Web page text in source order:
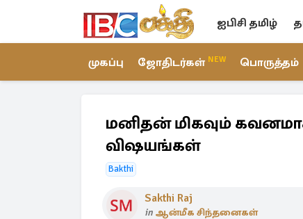
ஐபிசி தமிழ்
முகப்பு ஜோதிடர்கள் NEW பொருத்தம்
மனிதன் மிகவும்
விஷயங்கள்
Bakthi
Sakthi Raj
in ஆன்மீக சிந்தனைகள்